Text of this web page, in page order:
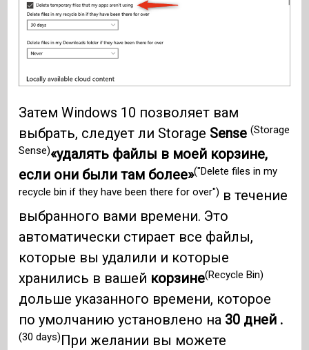
Затем Windows 10 позволяет вам
выбрать, следует ли Storage Sense(Storage
Sense)«удалять файлы в моей корзине,
если они были там более»("Delete files in my
recycle bin if they have been there for over") в течение
выбранного вами времени. Это
автоматически стирает все файлы,
которые вы удалили и которые
хранились в вашей корзине(Recycle Bin)
дольше указанного времени, которое
по умолчанию установлено на 30 дней .
(30 days)При желании вы можете